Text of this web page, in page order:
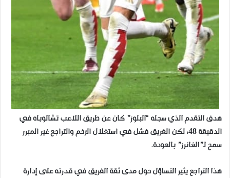
هدف التقدم الذي سجله “البلوز” كان عن طريق اللاعب تشالوباه في
الدقيقة 48، لكن الفريق فشل في استغلال الزخم والتراجع غير المبرر
سمح لـ”الغانرز” بالعودة.
هذا التراجع يثير التساؤل حول مدى ثقة الفريق في قدرته على إدارة